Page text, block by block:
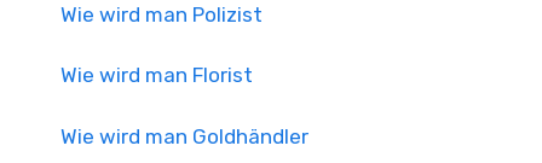
Wie wird man Polizist
Wie wird man Florist
Wie wird man Goldhändler